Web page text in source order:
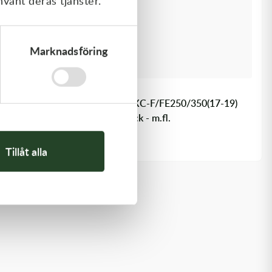
Marknadsföring
Tillåt alla
Polisport Fortress Hasplåt EXC-F/FE250/350(17-19)
SX-F/FC250/350(16-18) Black - m.fl.
770,00kr
I lager